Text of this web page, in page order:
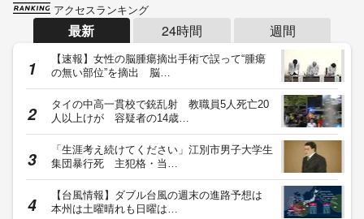
アクセスランキング
最新 24時間 週間
【速報】女性の脳腫瘍摘出手術で誤って“腫瘍
の無い部位”を摘出 脳…
タイの中高一貫校で銃乱射 教職員5人死亡20
人以上けが 容疑者の14歳…
「生涯考え続けてください」江別市男子大学生
集団暴行死 主犯格・当…
【台風情報】ダブル台風の週末の進路予想は
本州は土曜晴れも日曜は…